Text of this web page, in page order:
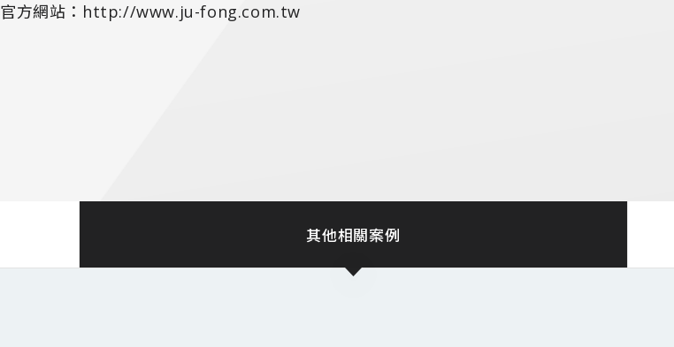
官方網站：http://www.ju-fong.com.tw
其他相關案例